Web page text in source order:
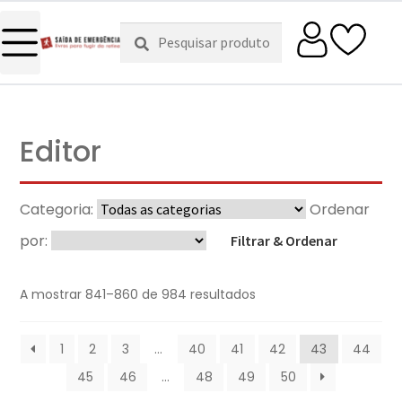
Pesquisar
por:
Pesquisa
Editor
Categoria:
Ordenar
por:
Filtrar & Ordenar
A mostrar 841–860 de 984 resultados
1 2 3 … 40 41 42 43
44
45
46 … 48 49 50